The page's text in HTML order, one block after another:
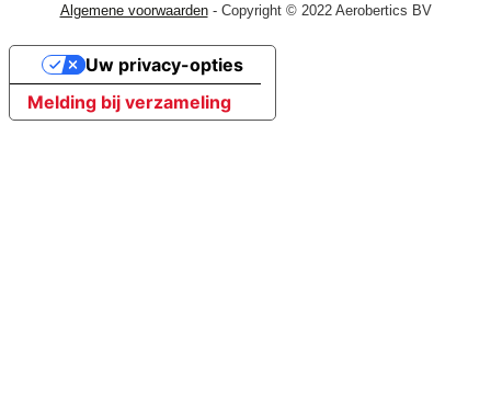
Algemene voorwaarden - Copyright © 2022 Aerobertics BV
Melding bij verzameling
Uw privacy-opties